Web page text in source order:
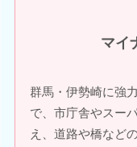
マイ
群馬・伊勢崎に強
で、市庁舎やスー
え、道路や橋など